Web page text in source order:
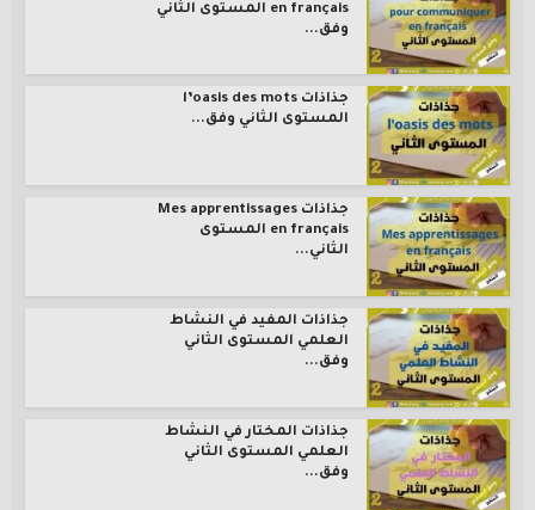
en français المستوى الثاني
وفق...
جذاذات l’oasis des mots
المستوى الثاني وفق...
جذاذات Mes apprentissages
en français المستوى
الثاني...
جذاذات المفيد في النشاط
العلمي المستوى الثاني
وفق...
جذاذات المختار في النشاط
العلمي المستوى الثاني
وفق...